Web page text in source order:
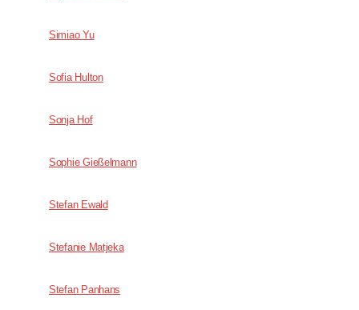
Simiao Yu
Sofia Hulton
Sonja Hof
Sophie Gießelmann
Stefan Ewald
Stefanie Matjeka
Stefan Panhans